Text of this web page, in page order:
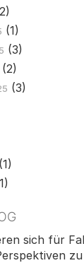
(1)
(3)
(2)
(3)
(1)
sich für